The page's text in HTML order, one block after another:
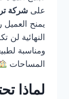
على شركة
يمنح العميل
النهائية
ومناسبة
المساحات
لماذا